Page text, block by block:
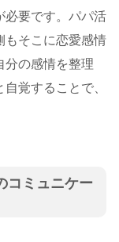
必要です。パパ活
もそこに恋愛感情
分の感情を整理
覚することで、
コミュニケー